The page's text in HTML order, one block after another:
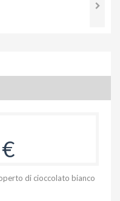
di cioccolato bianco